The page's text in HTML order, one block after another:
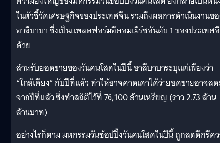
ในตัวชี้วัดเศรษฐกิจของประเทศจีน รวมถึงผลการดำเนินงานข
อาลีบาบา ซึ่งเป็นแพลตฟอร์มอีคอมเมิร์ซอันดับ 1 ของประเทศ
ด้วย
สำหรับยอดขายของวันคนโสดในปีนี้ อาลีบาบาระบุแต่เพียงว่า
“ใกล้เคียง” กับปีที่แล้ว ทำให้อาจคาดเดาได้ว่ายอดขายอาจล
จากปีที่แล้ว ซึ่งทำสถิติไว้ที่ 76,100 ล้านเหรียญ (ราว 2.73 ล้าน
ล้านบาท)
อย่างไรก็ตาม มหกรรมวันช้อปปิ้งวันคนโสดในปีนี้ ถูกลดดีกรีค